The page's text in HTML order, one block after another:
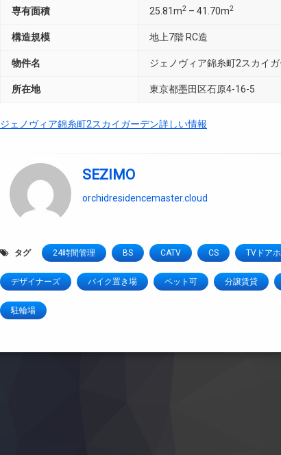
専有面積 25.81m2 – 41.70m2
構造規模 地上7階 RC造
物件名 ジェノヴィア錦糸町2スカイ
所在地 東京都墨田区石原4-16-5
ジェノヴィア錦糸町2スカイガーデン詳しい情報
SEZIMO
orchidresidencemaster.cloud
タグ 24時間管理 BS CATV CS TVドア
デザイナーズ バイク置き場 ペット可 分譲賃貸
駐輪場